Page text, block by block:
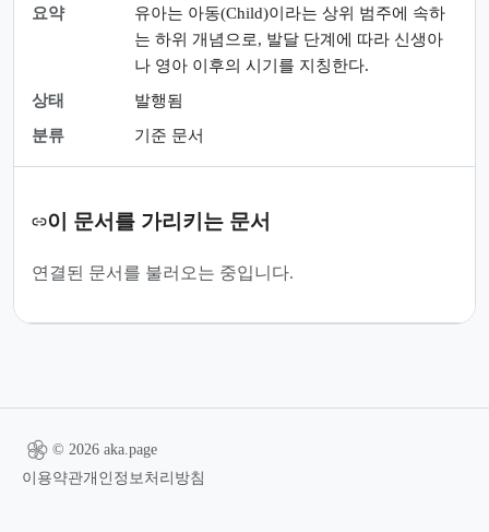
요약
유아는 아동(Child)이라는 상위 범주에 속하
는 하위 개념으로, 발달 단계에 따라 신생아
나 영아 이후의 시기를 지칭한다.
상태
발행됨
분류
기준 문서
이 문서를 가리키는 문서
연결된 문서를 불러오는 중입니다.
© 2026 aka.page
이용약관개인정보처리방침